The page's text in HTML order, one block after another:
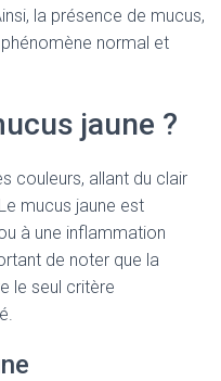
la présence de mucus,
normal et
jaune ?
couleurs, allant du clair
mucus jaune est
à une inflammation
de noter que la
le seul critère